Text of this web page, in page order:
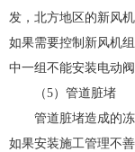
发，北方地区的新风
如果需要控制新风机
中一组不能安装电动
（5）管道脏堵
管道脏堵造成的
如果安装施工管理不